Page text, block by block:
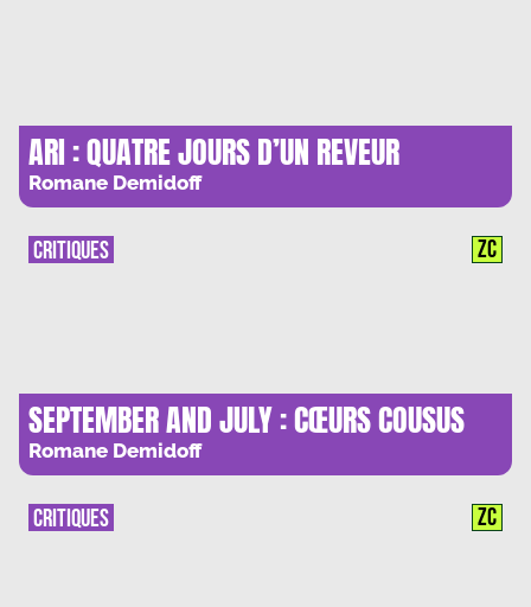
ARI : QUATRE JOURS D’UN REVEUR
Romane Demidoff
SEPTEMBER AND JULY : CŒURS COUSUS
Romane Demidoff
CRITIQUES ZC
CRITIQUES ZC